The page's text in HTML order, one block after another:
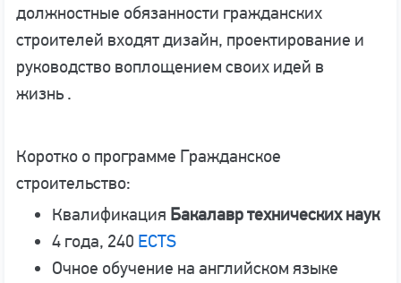
должностные обязанности гражданских
строителей входят дизайн, проектирование и
руководство воплощением своих идей в
жизнь .
Коротко о программе Гражданское
строительство:
Квалификация Бакалавр технических наук
4 года, 240 ECTS
Очное обучение на английском языке